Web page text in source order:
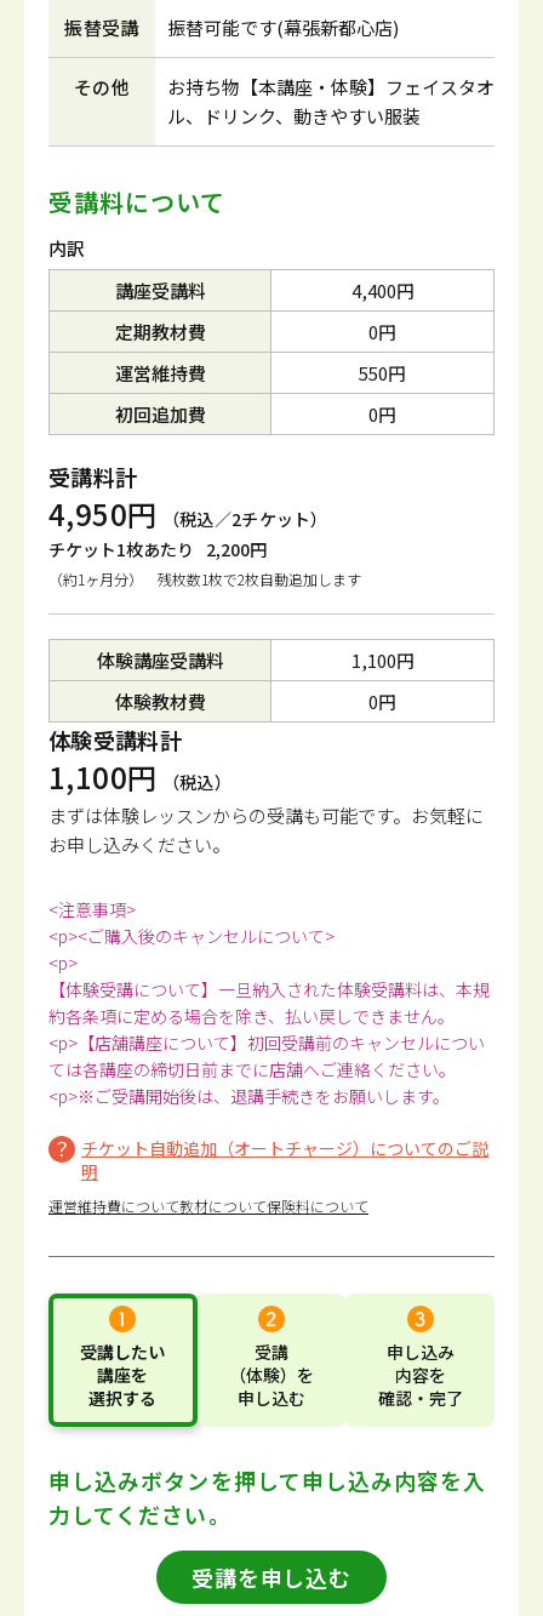
振替受講 振替可能です(幕張新都心店)
その他
お持ち物【本講座・体験】フェイスタオ
ル、ドリンク、動きやすい服装
受講料について
内訳
講座受講料
4,400円
定期教材費
0円
運営維持費
550円
初回追加費
0円
受講料計
4,950円
（税込／2チケット）
チケット1枚あたり
2,200円
（約1ヶ月分） 残枚数1枚で2枚自動追加します
体験講座受講料
1,100円
体験教材費
0円
体験受講料計
1,100円 （税込）
まずは体験レッスンからの受講も可能です。 お気軽に
お申し込みください。
<注意事項>
<p><ご購入後のキャンセルについて>
<p>
【体験受講について】一旦納入された体験受講料は、本規
約各条項に定める場合を除き、払い戻しできません。
<p>【店舗講座について】初回受講前のキャンセルについ
ては各講座の締切日前までに店舗へご連絡ください。
<p>※ご受講開始後は、退講手続きをお願いします。
チケット自動追加（オートチャージ）についてのご説
明
運営維持費について教材について保険料について
受講したい
講座を
選択する
受講
（体験） を
申し込む
申し込み
内容を
確認・完了
申し込みボタンを押して申し込み内容を入
力してください。
受講を申し込む